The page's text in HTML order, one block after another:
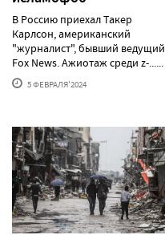
В Россию приехал Такер
Карлсон, американский
"журналист", бывший ведущий
Fox News. Ажиотаж среди z-......
5 ФЕВРАЛЯ'2024